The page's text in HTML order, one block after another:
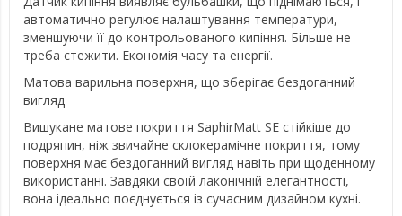
автоматично регулює налаштування температури,
зменшуючи її до контрольованого кипіння. Більше не
треба стежити. Економія часу та енергії.
Матова варильна поверхня, що зберігає бездоганний
вигляд
Вишукане матове покриття SaphirMatt SE стійкіше до
подряпин, ніж звичайне склокерамічне покриття, тому
поверхня має бездоганний вигляд навіть при щоденному
використанні. Завдяки своїй лаконічній елегантності,
вона ідеально поєднується із сучасним дизайном кухні.